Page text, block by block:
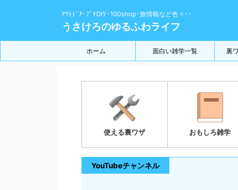
ｱｳﾄﾄﾞｱ･ﾌﾟﾁDIY･100shop･旅情報など色々･･
うさけろのゆるふわライフ
ホーム 面白い雑学一覧 裏
使える裏ワザ おもしろ雑学
YouTubeチャンネル